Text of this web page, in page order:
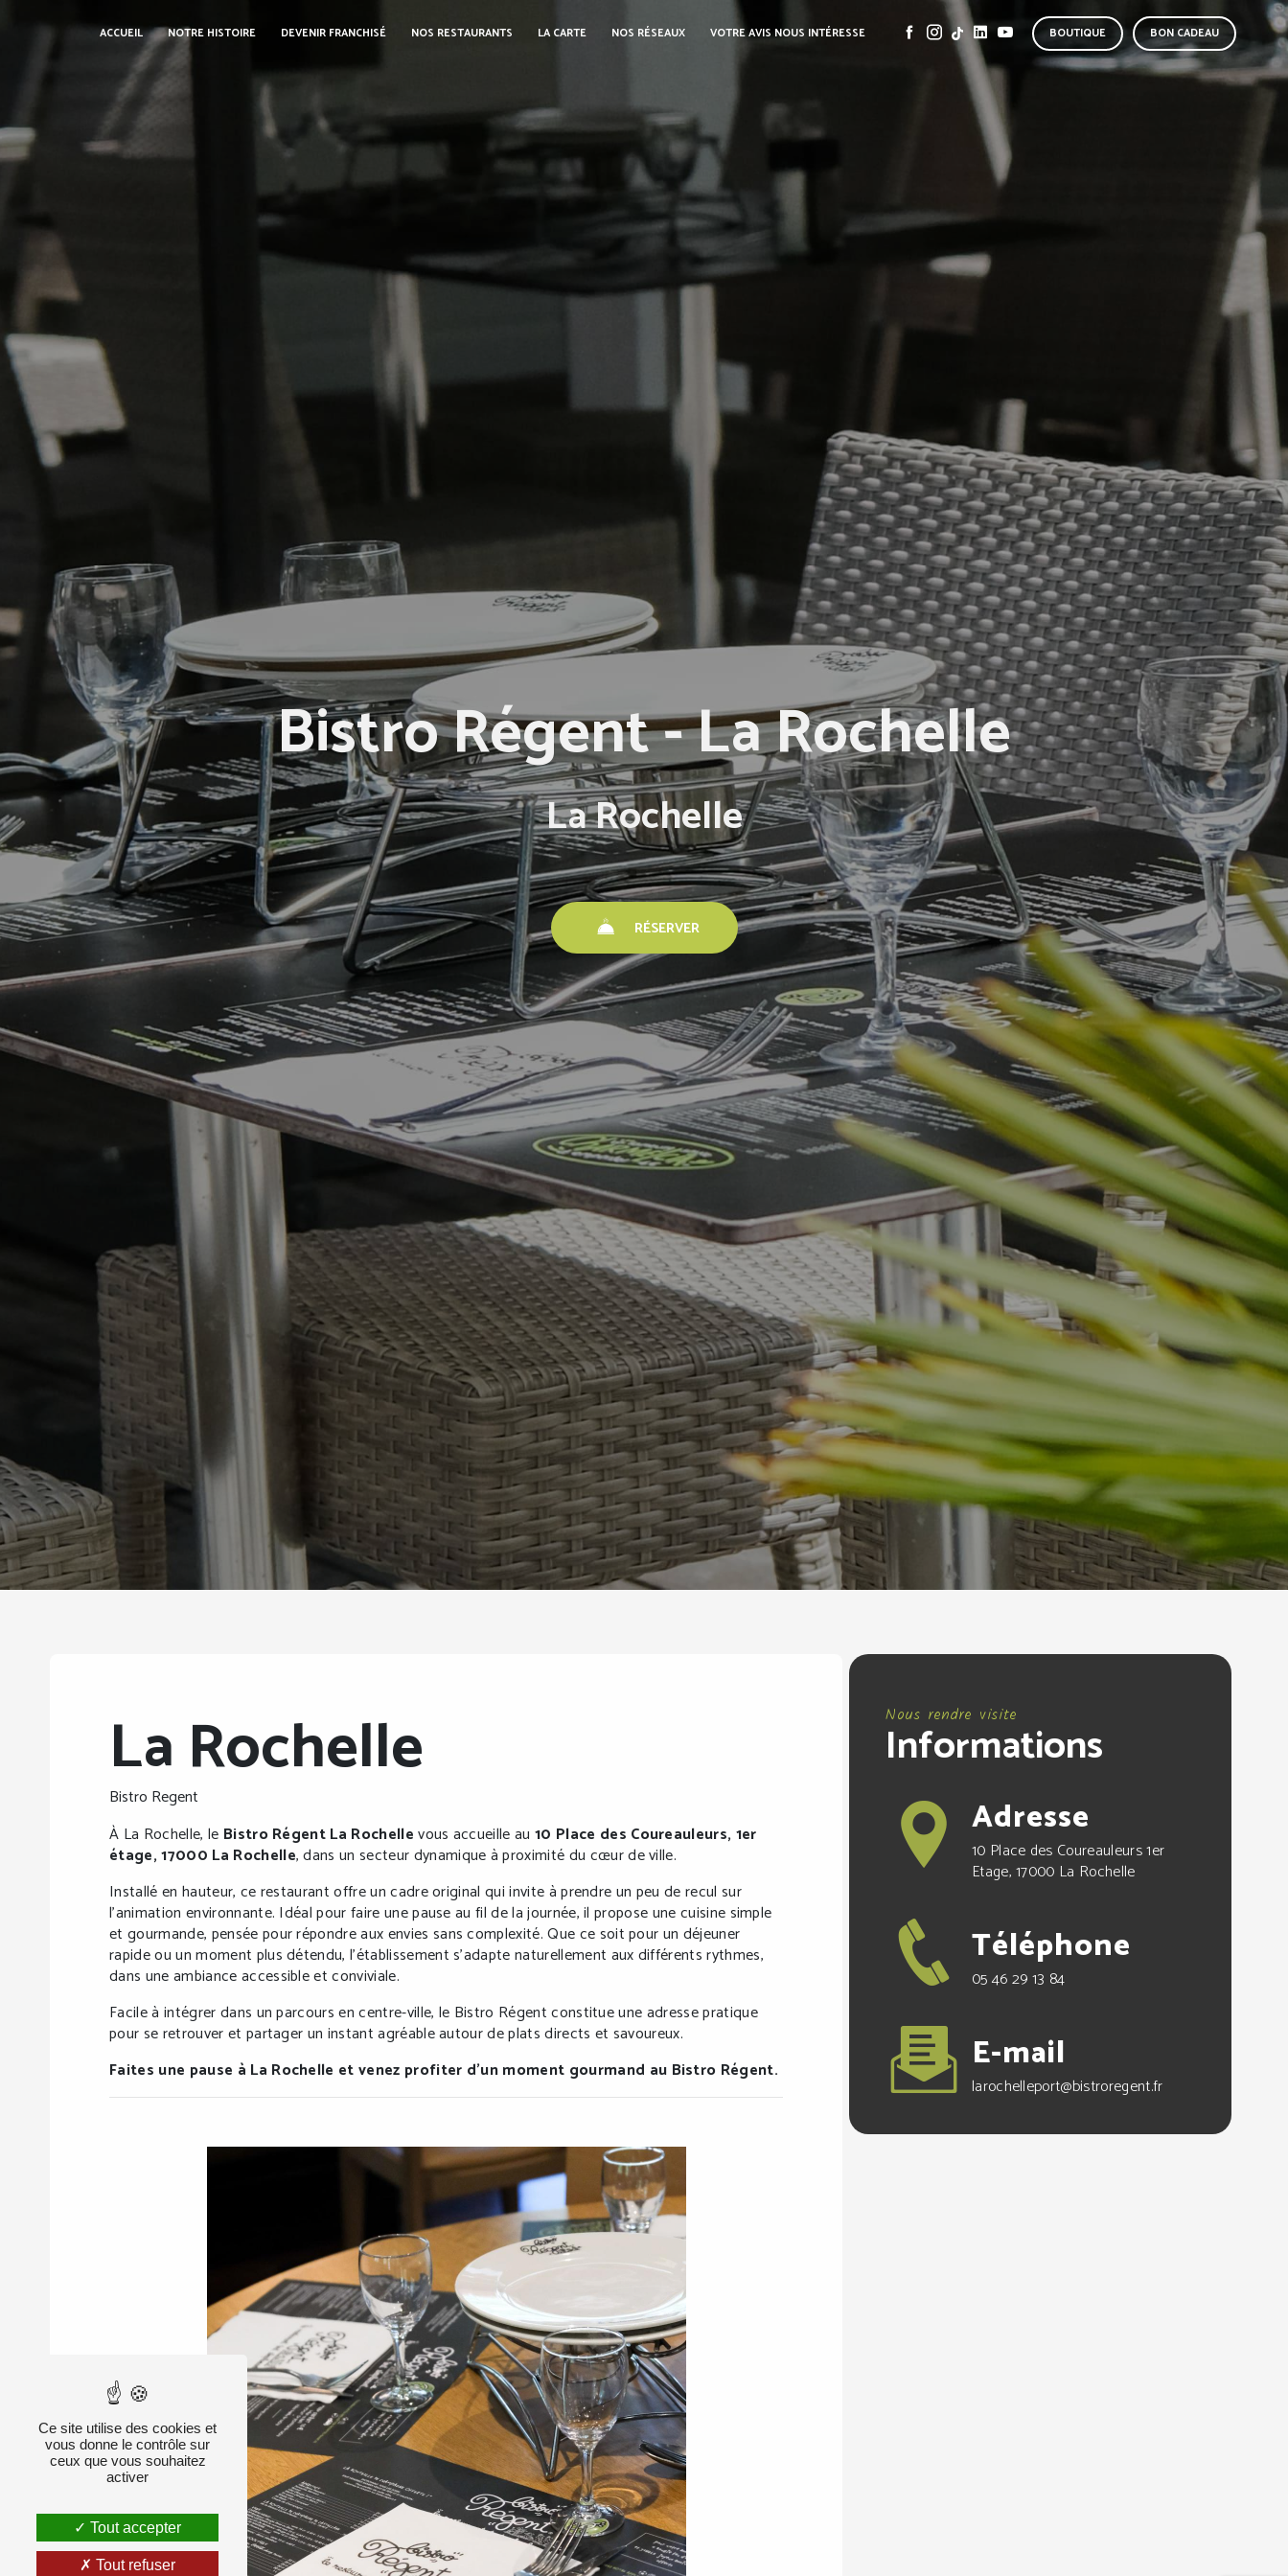
ACCUEIL NOTRE HISTOIRE DEVENIR FRANCHISÉ NOS RESTAURANTS LA CARTE NOS RÉSEAUX VOTRE AVIS NOUS INTÉRESSE BOUTIQUE BON CADEAU
Bistro Régent - La Rochelle
La Rochelle
RÉSERVER
La Rochelle
Bistro Regent
À La Rochelle, le Bistro Régent La Rochellevous accueille au10 Place des Coureauleurs, 1er
étage, 17000 La Rochelle, dans un secteur dynamique à proximité du cœur de ville.
Installé en hauteur, ce restaurant offre un cadre original qui invite à prendre un peu de recul sur
l’animation environnante. Idéal pour faire une pause au fil de la journée, il propose une cuisine simple
et gourmande, pensée pour répondre aux envies sans complexité. Que ce soit pour un déjeuner
rapide ou un moment plus détendu, l’établissement s’adapte naturellement aux différents rythmes,
dans une ambiance accessible et conviviale.
Facile à intégrer dans un parcours en centre-ville, le Bistro Régent constitue une adresse pratique
pour se retrouver et partager un instant agréable autour de plats directs et savoureux.
Faites une pause à La Rochelle et venez profiter d’un moment gourmand au Bistro Régent.
Nous rendre visite
Informations
Adresse
10 Place des Coureauleurs 1er
Etage, 17000 La Rochelle
Téléphone
05 46 29 13 84
E-mail
larochelleport@bistroregent.fr
Ce site utilise des cookies et
vous donne le contrôle sur
ceux que vous souhaitez
activer
Tout accepter
Tout refuser